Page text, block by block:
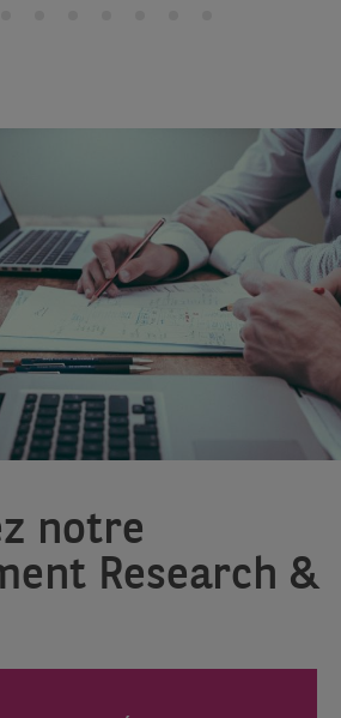
notre
Research &